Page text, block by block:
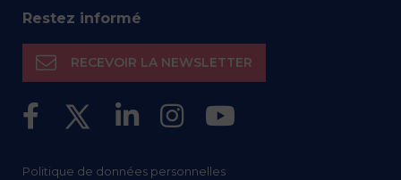
Restez informé
RECEVOIR LA NEWSLETTER
Politique de données personnelles